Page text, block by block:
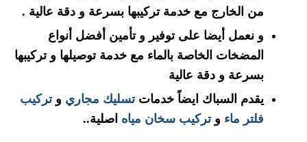
من الخارج مع خدمة تركيبها بسرعة و دقة عالية .
و نعمل أيضا على توفير و تأمين أفضل أنواع
المضخات الخاصة بالماء مع خدمة توصيلها و تركيبها
بسرعة و دقة عالية
يقدم السباك ايضاً خدماتتسليك مجاري وتركيب
فلتر ماء وتركيب سخان مياه اصلية..